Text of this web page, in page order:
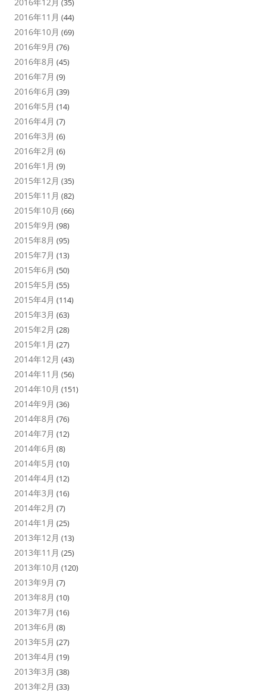
(35)
2016年11月 (44)
2016年10月 (69)
2016年9月 (76)
2016年8月 (45)
2016年7月 (9)
2016年6月 (39)
2016年5月 (14)
2016年4月 (7)
2016年3月 (6)
2016年2月 (6)
2016年1月 (9)
2015年12月 (35)
2015年11月 (82)
2015年10月 (66)
2015年9月 (98)
2015年8月 (95)
2015年7月 (13)
2015年6月 (50)
2015年5月 (55)
2015年4月 (114)
2015年3月 (63)
2015年2月 (28)
2015年1月 (27)
2014年12月 (43)
2014年11月 (56)
2014年10月 (151)
2014年9月 (36)
2014年8月 (76)
2014年7月 (12)
2014年6月 (8)
2014年5月 (10)
2014年4月 (12)
2014年3月 (16)
2014年2月 (7)
2014年1月 (25)
2013年12月 (13)
2013年11月 (25)
2013年10月 (120)
2013年9月 (7)
2013年8月 (10)
2013年7月 (16)
2013年6月 (8)
2013年5月 (27)
2013年4月 (19)
2013年3月 (38)
2013年2月 (33)